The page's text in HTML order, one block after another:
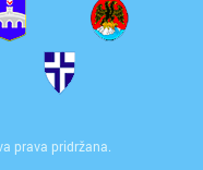
prava pridržana.